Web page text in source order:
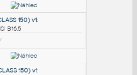
ANSI B16.5
(CLASS 150) v1
ANSI B16.5